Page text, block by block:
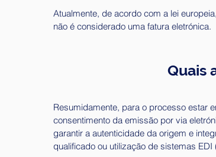
Atualmente, de acordo com a lei
não é considerado uma fatura eletrónica.
Quais
Resumidamente, para o processo estar
consentimento da emissão por via
garantir a autenticidade da origem e
qualificado ou utilização de sistemas EDI